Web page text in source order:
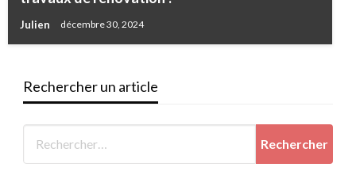
Julien décembre 30, 2024
Rechercher un article